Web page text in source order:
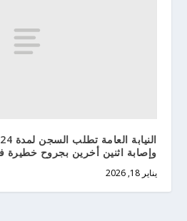
وإصابة اثنين أخرين بجروح خطيرة
يناير 18, 2026